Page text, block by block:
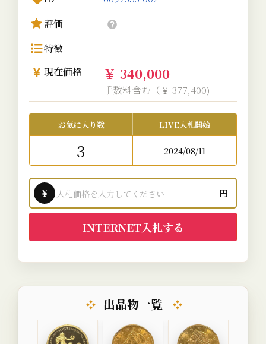
評価
特徴
現在価格
￥ 340,000
手数料含む（￥ 377,400)
お気に入り数
3
LIVE入札開始
2024/08/11
¥ 円
INTERNET入札する
出品物一覧